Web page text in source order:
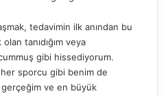
tedavimin ilk anından bu
tanıdığım veya
gibi hissediyorum.
sporcu gibi benim de
ve en büyük